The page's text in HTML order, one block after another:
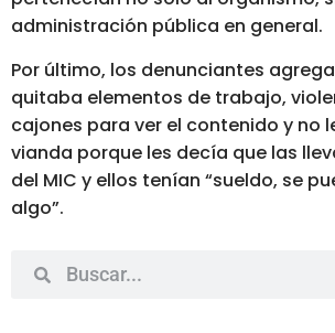
administración pública en general.
Por último, los denunciantes
quitaba elementos de trabajo,
cajones para ver el contenido y no
vianda porque les decía que las
del MIC y ellos tenían “sueldo, se
algo”.